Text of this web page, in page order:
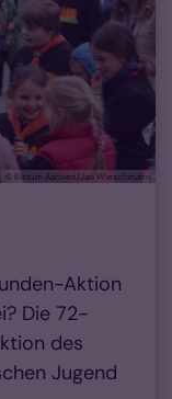
© Bistum Aachen/Jari Wieschmann
Aktion
Die 72-
des
Jugend